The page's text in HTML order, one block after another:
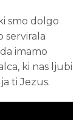
smo dolgo
servirala
imamo
ki nas ljubi
ti Jezus.